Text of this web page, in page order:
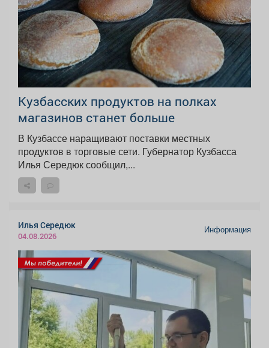
Кузбасских продуктов на полках
магазинов станет больше
В Кузбассе наращивают поставки местных
продуктов в торговые сети. Губернатор Кузбасса
Илья Середюк сообщил,...
Илья Середюк
04.08.2026
Информация